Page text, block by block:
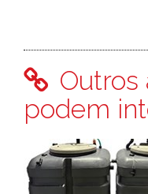
podem